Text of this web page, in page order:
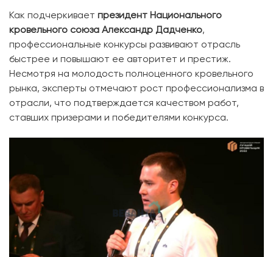
Как подчеркивает президент Национального
кровельного союза Александр Дадченко,
профессиональные конкурсы развивают отрасль
быстрее и повышают ее авторитет и престиж.
Несмотря на молодость полноценного кровельного
рынка, эксперты отмечают рост профессионализма в
отрасли, что подтверждается качеством работ,
ставших призерами и победителями конкурса.